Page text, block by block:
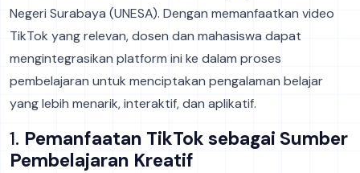
Negeri Surabaya (UNESA). Dengan memanfaatkan video
TikTok yang relevan, dosen dan mahasiswa dapat
mengintegrasikan platform ini ke dalam proses
pembelajaran untuk menciptakan pengalaman belajar
yang lebih menarik, interaktif, dan aplikatif.
1. Pemanfaatan TikTok sebagai Sumber
Pembelajaran Kreatif